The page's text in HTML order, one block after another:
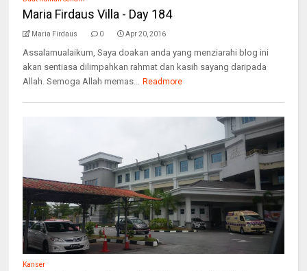
Maria Firdaus Villa - Day 184
Maria Firdaus 0 Apr 20, 2016
Assalamualaikum, Saya doakan anda yang menziarahi blog ini
akan sentiasa dilimpahkan rahmat dan kasih sayang daripada
Allah. Semoga Allah memas...
Readmore
Kanser